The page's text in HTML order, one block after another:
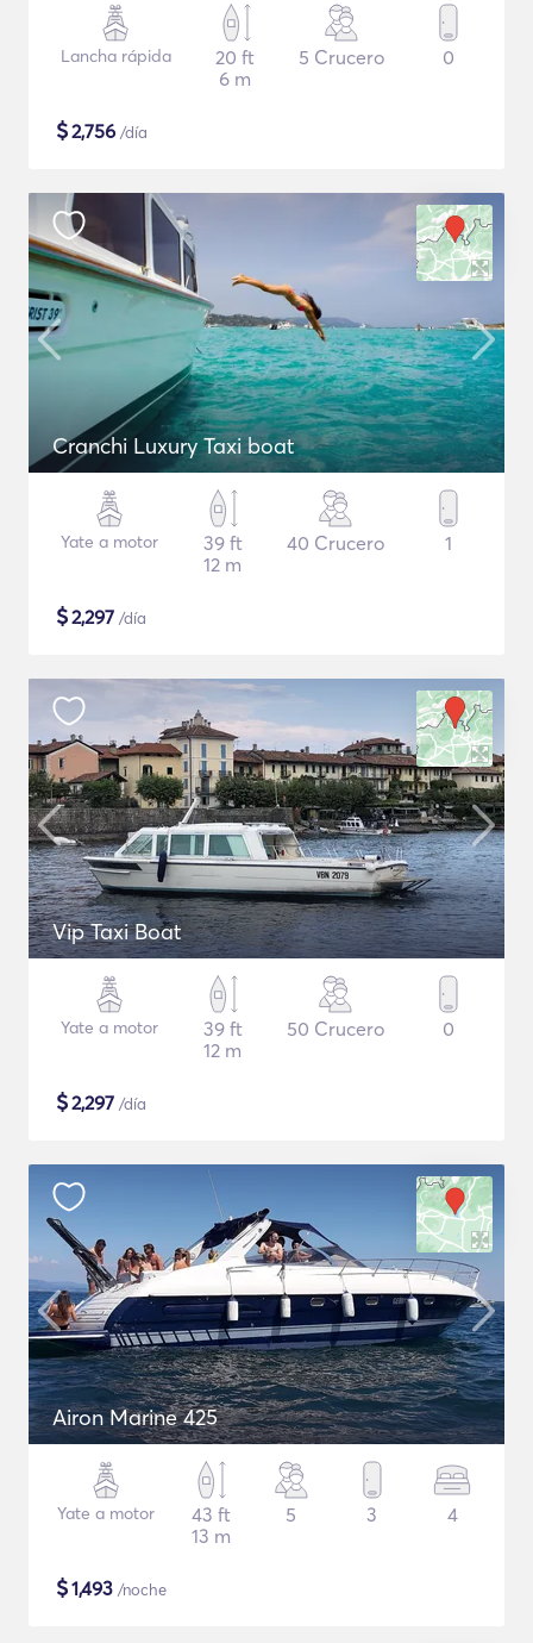
Lancha rápida
20 ft
6 m
5 Crucero 0
$2,756 /día
Cranchi Luxury Taxi boat
Yate a motor
39 ft
12 m
40 Crucero 1
$2,297 /día
Vip Taxi Boat
Yate a motor
39 ft
12 m
50 Crucero 0
$2,297 /día
Airon Marine 425
Yate a motor
43 ft
13 m
5 3 4
$1,493 /noche